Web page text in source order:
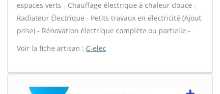
espaces verts - Chauffage électrique à chaleur douce -
Radiateur Électrique - Petits travaux en électricité (Ajout
prise) - Rénovation électrique complète ou partielle -
Voir la fiche artisan : C-elec